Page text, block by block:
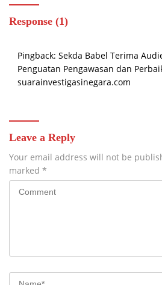
Response (1)
Pingback: Sekda Babel Terima
Penguatan Pengawasan dan
suarainvestigasinegara.com
Leave a Reply
Your email address will not be
marked *